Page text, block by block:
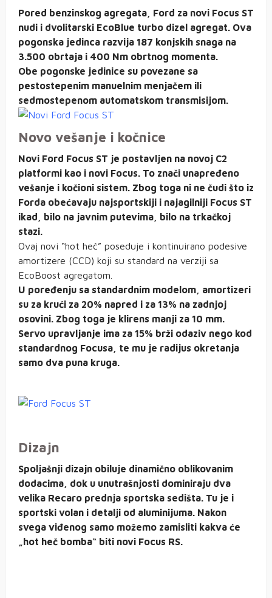
Pored benzinskog agregata, Ford za novi Focus ST
nudi i dvolitarski EcoBlue turbo dizel agregat. Ova
pogonska jedinca razvija 187 konjskih snaga na
3.500 obrtaja i 400 Nm obrtnog momenta.
Obe pogonske jedinice su povezane sa
pestostepenim manuelnim menjačem ili
sedmostepenom automatskom transmisijom.
Novo vešanje i kočnice
Novi Ford Focus ST je postavljen na novoj C2
platformi kao i novi Focus. To znači unapređeno
vešanje i kočioni sistem. Zbog toga ni ne čudi što iz
Forda obećavaju najsportskiji i najagilniji Focus ST
ikad, bilo na javnim putevima, bilo na trkačkoj
stazi.
Ovaj novi “hot heč” poseduje i kontinuirano podesive
amortizere (CCD) koji su standard na verziji sa
EcoBoost agregatom.
U poređenju sa standardnim modelom, amortizeri
su za krući za 20% napred i za 13% na zadnjoj
osovini. Zbog toga je klirens manji za 10 mm.
Servo upravljanje ima za 15% brži odaziv nego kod
standardnog Focusa, te mu je radijus okretanja
samo dva puna kruga.
Dizajn
Spoljašnji dizajn obiluje dinamično oblikovanim
dodacima, dok u unutrašnjosti dominiraju dva
velika Recaro prednja sportska sedišta. Tu je i
sportski volan i detalji od aluminijuma. Nakon
svega viđenog samo možemo zamisliti kakva će
„hot heč bomba“ biti novi Focus RS.